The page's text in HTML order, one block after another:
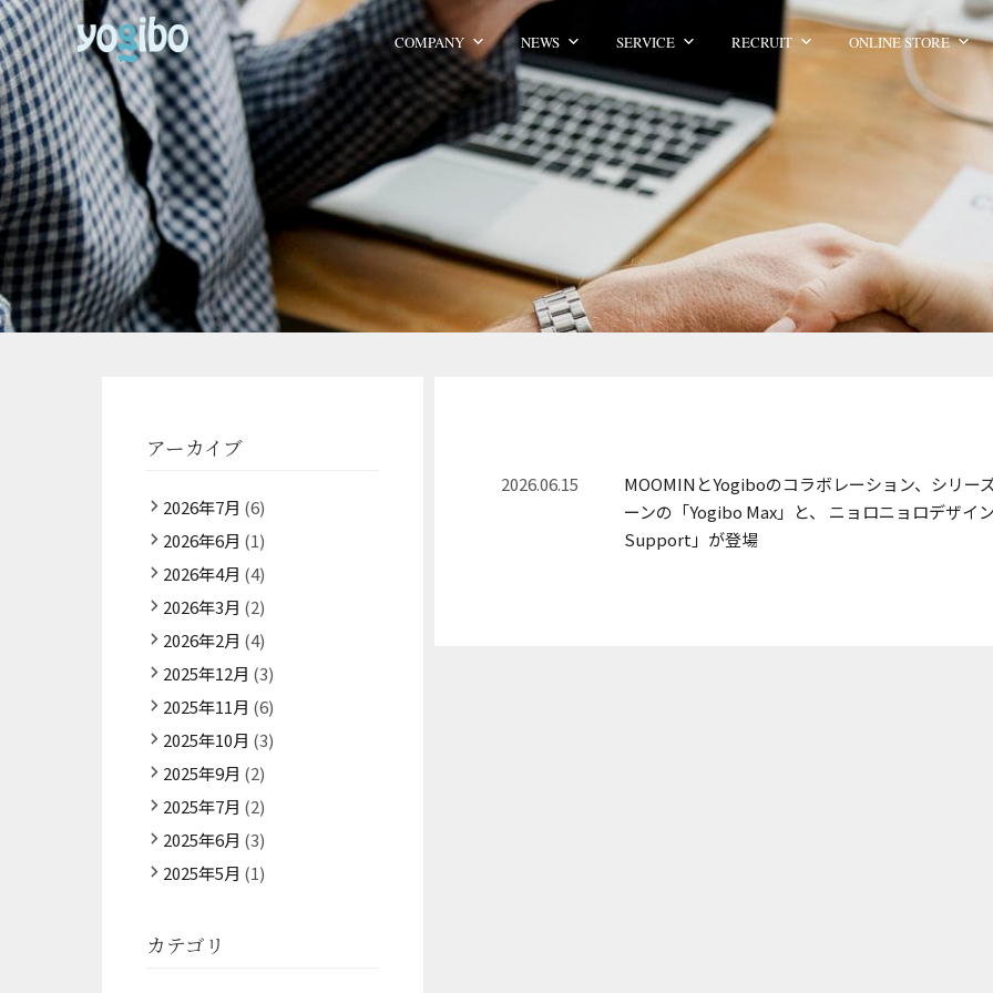
COMPANY NEWS SERVICE RECRUIT ONLINE STORE
2026.06.15
MOOMINとYogiboのコラボレーション、シリー
ーンの「Yogibo Max」と、 ニョロニョロデザイ
Support」が登場
アーカイブ
2026年7月 (6)
2026年6月 (1)
2026年4月 (4)
2026年3月 (2)
2026年2月 (4)
2025年12月 (3)
2025年11月 (6)
2025年10月 (3)
2025年9月 (2)
2025年7月 (2)
2025年6月 (3)
2025年5月 (1)
カテゴリ